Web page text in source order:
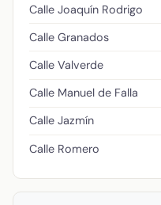
Calle Joaquín Rodrigo
Calle Granados
Calle Valverde
Calle Manuel de Falla
Calle Jazmín
Calle Romero